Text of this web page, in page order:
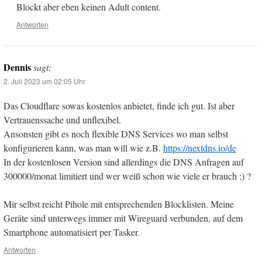
Blockt aber eben keinen Adult content.
Antworten
Dennissagt:
2. Juli 2023 um 02:05 Uhr
Das Cloudflare sowas kostenlos anbietet, finde ich gut. Ist aber
Vertrauenssache und unflexibel.
Ansonsten gibt es noch flexible DNS Services wo man selbst
konfigurieren kann, was man will wie z.B. https://nextdns.io/de
In der kostenlosen Version sind allerdings die DNS Anfragen auf
300000/monat limitiert und wer weiß schon wie viele er brauch ;) ?
Mir selbst reicht Pihole mit entsprechenden Blocklisten. Meine
Geräte sind unterwegs immer mit Wireguard verbunden, auf dem
Smartphone automatisiert per Tasker.
Antworten